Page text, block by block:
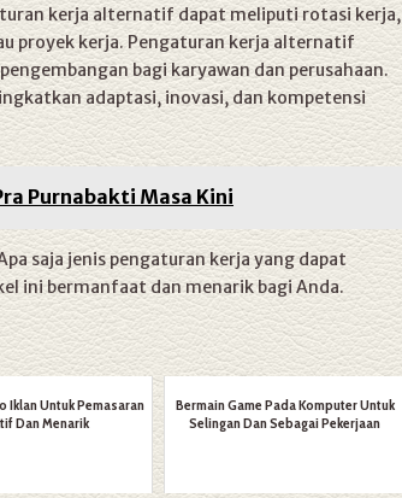
kerja alternatif dapat meliputi rotasi kerja,
proyek kerja. Pengaturan kerja alternatif
bagi karyawan dan perusahaan.
adaptasi, inovasi, dan kompetensi
Purnabakti Masa Kini
saja jenis pengaturan kerja yang dapat
ini bermanfaat dan menarik bagi Anda.
Iklan Untuk Pemasaran
Dan Menarik
Bermain Game Pada Komputer Untuk
Selingan Dan Sebagai Pekerjaan